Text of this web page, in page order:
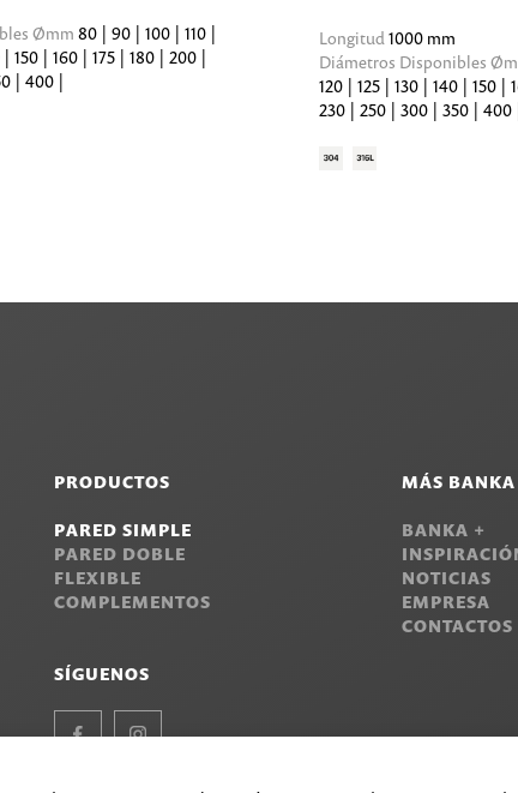
Ømm 80 | 90 | 100 | 110 |
| 150 | 160 | 175 | 180 | 200 |
| 400 |
Longitud1000 mm
Diámetros Disponibles
120 | 125 | 130 | 140 | 150 |
230 | 250 | 300 | 350 | 400
PRODUCTOS
PARED SIMPLE
PARED DOBLE
FLEXIBLE
COMPLEMENTOS
MÁS BANKA
BANKA +
NOTICIAS
EMPRESA
CONTACTOS
SÍGUENOS
FacebookInstagram